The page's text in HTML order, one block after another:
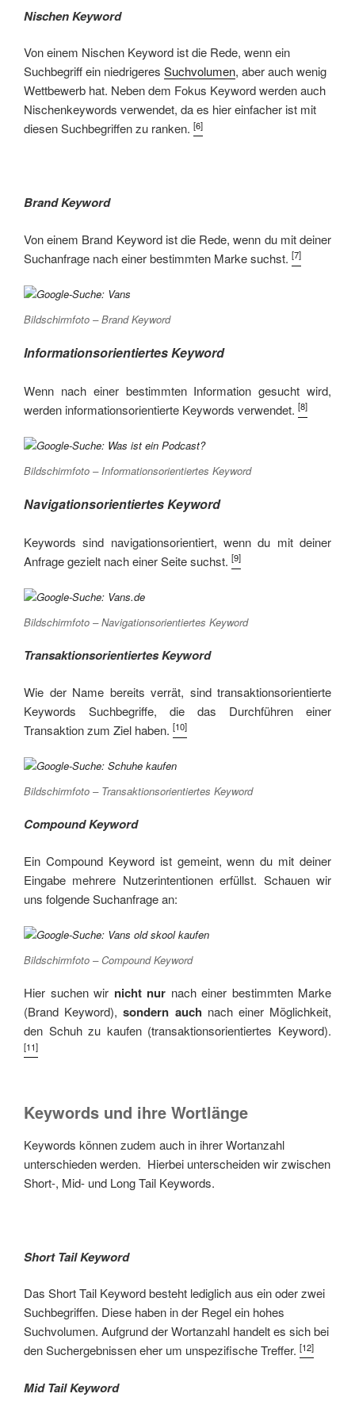
Nischen Keyword
Von einem Nischen Keyword ist die Rede, wenn ein
Suchbegriff ein niedrigeres Suchvolumen, aber auch wenig
Wettbewerb hat. Neben dem Fokus Keyword werden auch
Nischenkeywords verwendet, da es hier einfacher ist mit
diesen Suchbegriffen zu ranken. [6]
Brand Keyword
Von einem Brand Keyword ist die Rede, wenn du mit deiner
Suchanfrage nach einer bestimmten Marke suchst. [7]
Bildschirmfoto – Brand Keyword
Informationsorientiertes Keyword
Wenn nach einer bestimmten Information gesucht wird,
werden informationsorientierte Keywords verwendet. [8]
Bildschirmfoto – Informationsorientiertes Keyword
Navigationsorientiertes Keyword
Keywords sind navigationsorientiert, wenn du mit deiner
Anfrage gezielt nach einer Seite suchst. [9]
Bildschirmfoto – Navigationsorientiertes Keyword
Transaktionsorientiertes Keyword
Wie der Name bereits verrät, sind transaktionsorientierte
Keywords Suchbegriffe, die das Durchführen einer
Transaktion zum Ziel haben. [10]
Bildschirmfoto – Transaktionsorientiertes Keyword
Compound Keyword
Ein Compound Keyword ist gemeint, wenn du mit deiner
Eingabe mehrere Nutzerintentionen erfüllst. Schauen wir
uns folgende Suchanfrage an:
Bildschirmfoto – Compound Keyword
Hier suchen wir nicht nur nach einer bestimmten Marke
(Brand Keyword),sondern auch nach einer Möglichkeit,
den Schuh zu kaufen (transaktionsorientiertes Keyword).
[11]
Keywords und ihre Wortlänge
Keywords können zudem auch in ihrer Wortanzahl
unterschieden werden. Hierbei unterscheiden wir zwischen
Short-, Mid- und Long Tail Keywords.
Short Tail Keyword
Das Short Tail Keyword besteht lediglich aus ein oder zwei
Suchbegriffen. Diese haben in der Regel ein hohes
Suchvolumen. Aufgrund der Wortanzahl handelt es sich bei
den Suchergebnissen eher um unspezifische Treffer. [12]
Mid Tail Keyword